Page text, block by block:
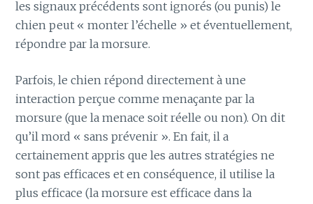
les signaux précédents sont ignorés (ou punis) le
chien peut « monter l’échelle » et éventuellement,
répondre par la morsure.
Parfois, le chien répond directement à une
interaction perçue comme menaçante par la
morsure (que la menace soit réelle ou non). On dit
qu’il mord « sans prévenir ». En fait, il a
certainement appris que les autres stratégies ne
sont pas efficaces et en conséquence, il utilise la
plus efficace (la morsure est efficace dans la